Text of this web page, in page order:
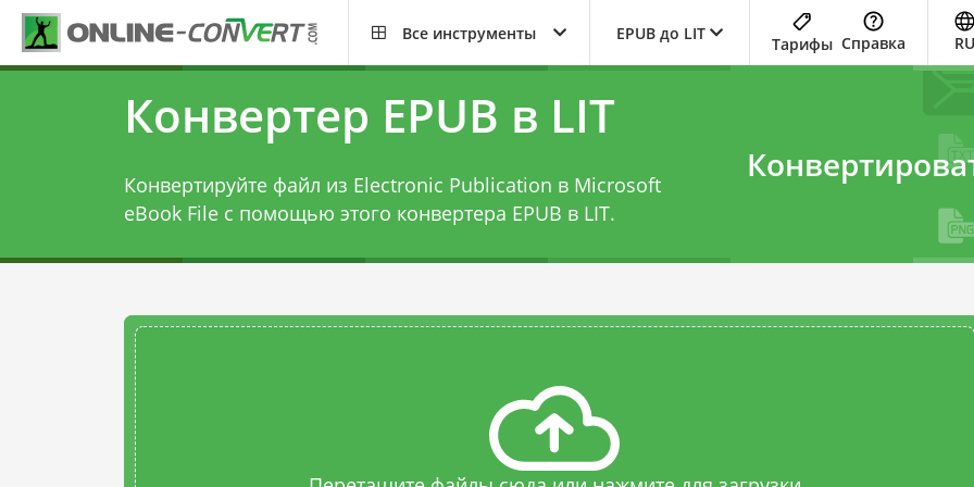
Все инструменты EPUB до LIT
Тарифы Справка RU
Конвертер EPUB в LIT
Конвертируйте файл из Electronic Publication в Microsoft
eBook File с помощью этого конвертера EPUB в LIT.